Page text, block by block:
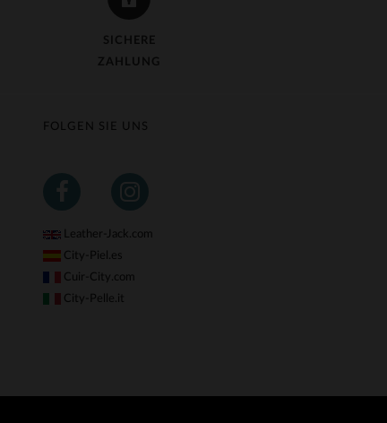
SICHERE
ZAHLUNG
FOLGEN SIE UNS
Leather-Jack.com
City-Piel.es
Cuir-City.com
City-Pelle.it